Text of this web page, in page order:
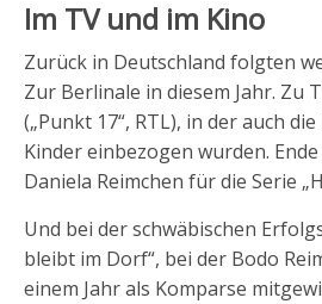
Im TV und im Kino
Zurück in Deutschland folgten
Zur Berlinale in diesem Jahr. Zu
(„Punkt 17“, RTL), in der auch
Kinder einbezogen wurden.
Daniela Reimchen für die Serie
Und bei der schwäbischen
bleibt im Dorf“, bei der Bodo
einem Jahr als Komparse